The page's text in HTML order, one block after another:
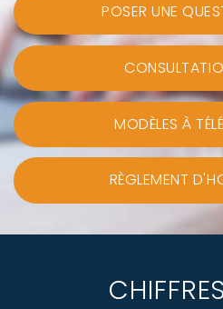
POSER UNE
MODÈLES À
RÈGLEMENT